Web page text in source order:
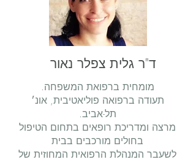
ד"ר גלית צפלר נאור
מומחית ברפואת המשפחה.
תעודה ברפואה פוליאטיבית, אונ׳
תל-אביב.
מרצה ומדריכת רופאים בתחום הטיפול
בחולים מורכבים בבית
לשעבר המנהלת הרפואית המחוזית של